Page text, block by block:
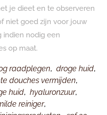
je dieet en te observeren
niet goed zijn voor jouw
indien nodig een
op maat.
raadplegen, droge huid,
douches vermijden,
huid, hyaluronzuur,
reiniger,